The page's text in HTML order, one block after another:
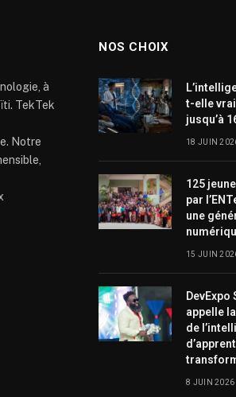
à
TekTek
Notre
NOS CHOIX
t-elle
jusqu’à
18 JUIN
125
par
une
15 JUIN
DevExpo
appelle
de
8 JUIN 2026